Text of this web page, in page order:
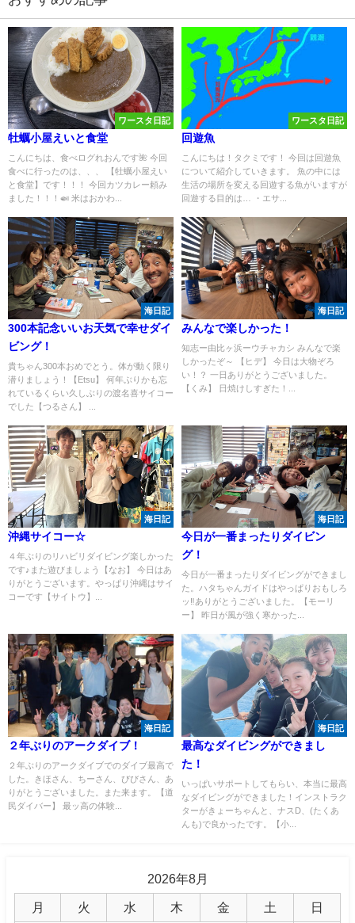
ワースタ日記
牡蠣小屋えいと食堂
こんにちは、食べログれおんです🌺 今回
食べに行ったのは、、、 【牡蠣小屋えい
と食堂】です！！！ 今回カツカレー頼み
ました！！！🍛 米はおかわ...
ワースタ日記
回遊魚
こんにちは！タクミです！ 今回は回遊魚
について紹介していきます。 魚の中には
生活の場所を変える回遊する魚がいますが
回遊する目的は… ・エサ...
海日記
300本記念いいお天気で幸せダイ
ビング！
貴ちゃん300本おめでとう。体が動く限り
潜りましょう！【Etsu】 何年ぶりかも忘
れているくらい久しぶりの渡名喜サイコー
でした【つるさん】 ...
海日記
みんなで楽しかった！
知志ー由比ヶ浜ーウチャカシ みんなで楽
しかったぞ～ 【ヒデ】 今日は大物ぞろ
い！？ 一日ありがとうございました。
【くみ】 日焼けしすぎた！...
海日記
沖縄サイコー☆
４年ぶりのリハビリダイビング楽しかった
です♪また遊びましょう【なお】 今日はあ
りがとうございます。やっぱり沖縄はサイ
コーです【サイトウ】...
海日記
今日が一番まったりダイビン
グ！
今日が一番まったりダイビングができまし
た。ハタちゃんガイドはやっぱりおもしろ
ッ‼ありがとうございました。【モーリ
ー】 昨日が風が強く寒かった...
海日記
２年ぶりのアークダイブ！
２年ぶりのアークダイブでのダイブ最高で
した。きほさん、ちーさん、びびさん、あ
りがとうございました。また来ます。【道
民ダイバー】 最ッ高の体験...
海日記
最高なダイビングができまし
た！
いっぱいサポートしてもらい、本当に最高
なダイビングができました！インストラク
ターがきょーちゃんと、ナスD、(たくあ
んも)で良かったです。【小...
2026年8月
月 火 水 木 金 土 日